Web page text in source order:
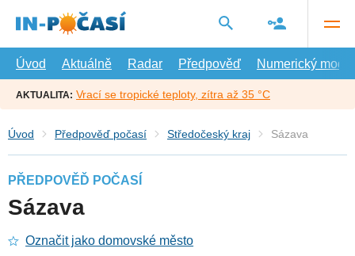
hlavní
Úvod
Aktuálně Radar Předpověď Numerický model
AKTUALITA: Vrací se tropické teploty, zítra až 35 °C
Úvod Předpověď počasí Středočeský kraj Sázava
PŘEDPOVĚĎ POČASÍ
Sázava
Označit jako domovské město